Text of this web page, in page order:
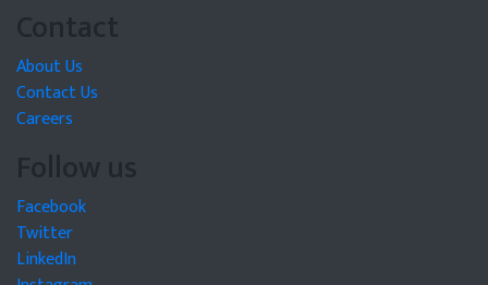
Contact
About Us
Contact Us
Careers
Follow us
Facebook
Twitter
LinkedIn